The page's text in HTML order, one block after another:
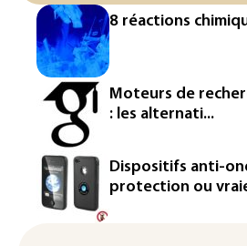
Éclipse: une baisse
production d'électricité
attendue en Europe
L'Autriche bat son record
chaleur pour le deuxième
Inde : Meta sommé de
le retrait d'une vidéo de
La défense, voie de
un secteur automobile à la
8 réactions
Moteurs de
: les alternati...
Dispositifs anti-
protection ou